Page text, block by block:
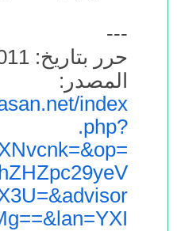
---
حرر بتاريخ: 03.09.2011
المصدر:
index
.php?